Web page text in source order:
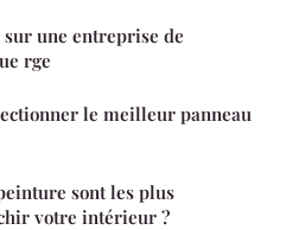
une entreprise de
rge
le meilleur panneau
sont les plus
votre intérieur ?